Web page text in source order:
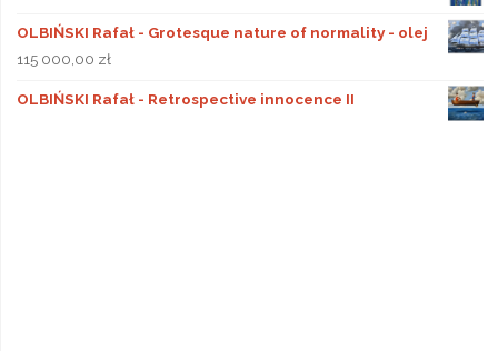
OLBIŃSKI Rafał - Grotesque nature of normality - olej
115 000,00 zł
OLBIŃSKI Rafał - Retrospective innocence II